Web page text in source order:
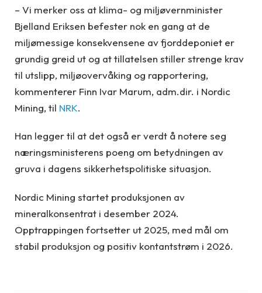
– Vi merker oss at klima- og miljøvernminister
Bjelland Eriksen befester nok en gang at de
miljømessige konsekvensene av fjorddeponiet er
grundig greid ut og at tillatelsen stiller strenge krav
til utslipp, miljøovervåking og rapportering,
kommenterer Finn Ivar Marum, adm.dir. i Nordic
Mining, til NRK.
Han legger til at det også er verdt å notere seg
næringsministerens poeng om betydningen av
gruva i dagens sikkerhetspolitiske situasjon.
Nordic Mining startet produksjonen av
mineralkonsentrat i desember 2024.
Opptrappingen fortsetter ut 2025, med mål om
stabil produksjon og positiv kontantstrøm i 2026.